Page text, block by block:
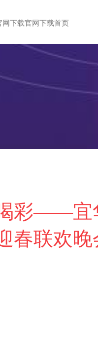
网下载官网下载首页
彩——宜
春联欢晚